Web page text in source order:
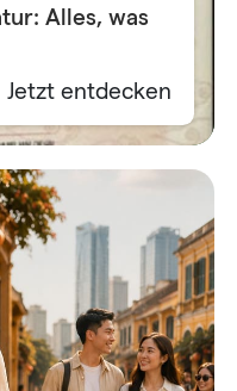
Alles, was
Jetzt entdecken